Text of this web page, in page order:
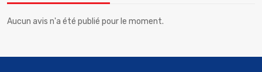
Aucun avis n'a été publié pour le moment.